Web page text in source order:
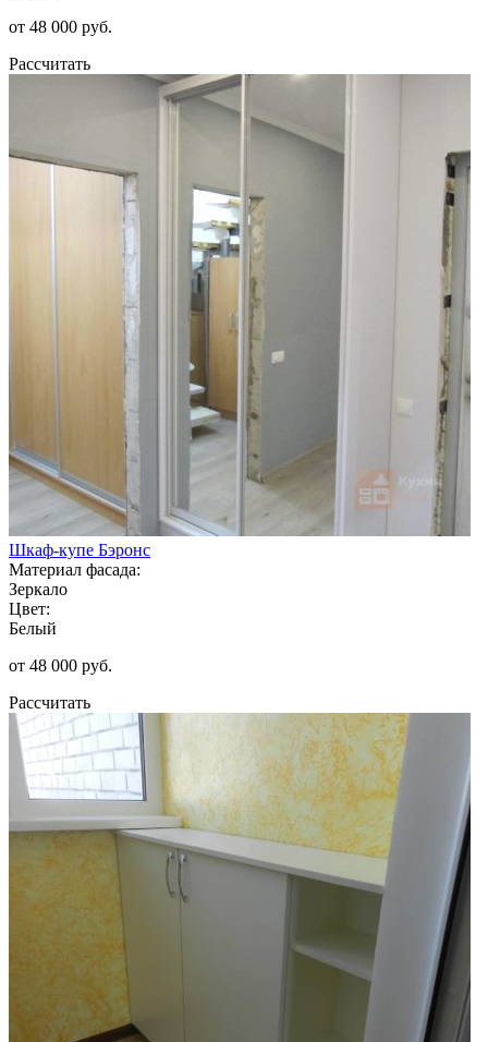
от 48 000 руб.
Рассчитать
Шкаф-купе Бэронс
Материал фасада:
Зеркало
Цвет:
Белый
от 48 000 руб.
Рассчитать